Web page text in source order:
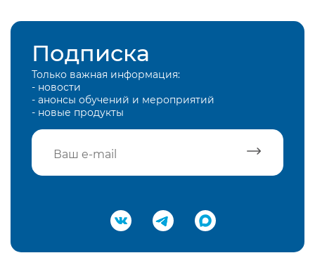
Подписка
Только важная информация:
- новости
- анонсы обучений и мероприятий
- новые продукты
Подтвердить e-mail